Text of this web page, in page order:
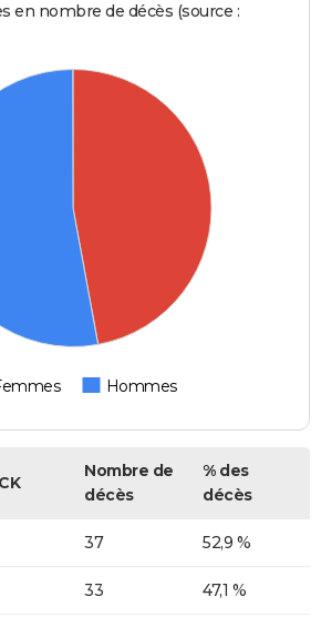
en nombre de décès (source :
Hommes
Nombre de
décès
% des
décès
37 52,9 %
33 47,1 %